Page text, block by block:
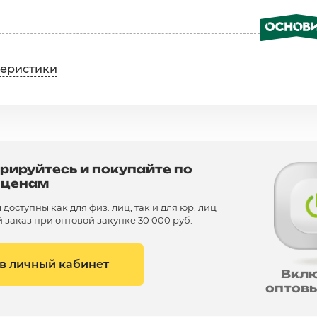
и покупайте по
как для физ. лиц, так и для юр. лиц
при оптовой закупке 30 000 руб.
личный кабинет